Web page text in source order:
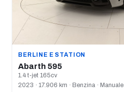
BERLINE E STATION
Abarth 595
1.4 t-jet 165cv
2023 · 17.906 km · Benzina · Manuale